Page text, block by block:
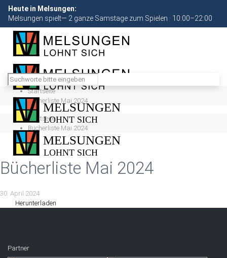
Heute in Melsungen:
Melsungen spielt— 2 ganze Samstage zum Spielen · 10:00–22:00
Startseite
Bücherliste Mai 2024
Startseite
Bücherliste Mai 2024
Bücherliste Mai 2024
30. April 2024
Herunterladen
Partner